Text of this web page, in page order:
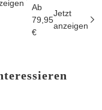
Ab
79,95
€
Jetzt
anzeigen